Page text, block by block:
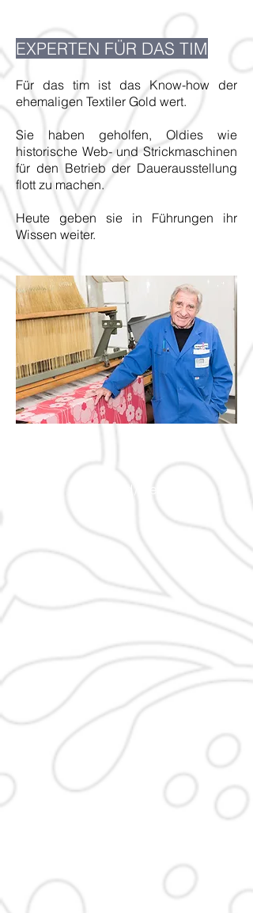
EXPERTEN FÜR DAS TIM
Für das tim ist das Know-how der
ehemaligen Textiler Gold wert.
Sie haben geholfen, Oldies wie
historische Web- und Strickmaschinen
für den Betrieb der Dauerausstellung
flott zu machen.
Heute geben sie in Führungen ihr
Wissen weiter.
Vorstand/Beirat
Margarete Heinrich
Vorstandsvorsitzende
Vorsitzende/Shopleiter
Gerhard Götz